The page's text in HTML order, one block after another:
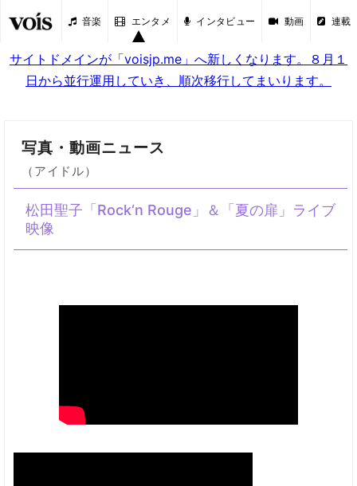
音楽 エンタメ インタビュー 動画 連載
サイトドメインが「voisjp.me」へ新しくなります。８月１
日から並行運用していき、順次移行してまいります。
写真・動画ニュース
（アイドル）
松田聖子「Rock‘n Rouge」＆「夏の扉」ライブ
映像